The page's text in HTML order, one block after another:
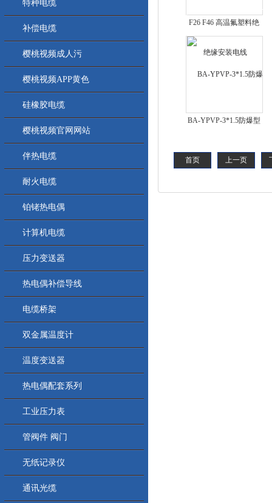
特种电缆
补偿电缆
樱桃视频成人污
樱桃视频APP黄色
硅橡胶电缆
樱桃视频官网网站
伴热电缆
耐火电缆
铂铑热电偶
计算机电缆
压力变送器
热电偶补偿导线
电缆桥架
双金属温度计
温度变送器
热电偶配套系列
工业压力表
管阀件 阀门
无纸记录仪
通讯光缆
F26 F46 高温氟塑料绝
缘安装电线
BA-YPVP-3*1.5防爆型
首页 上一页